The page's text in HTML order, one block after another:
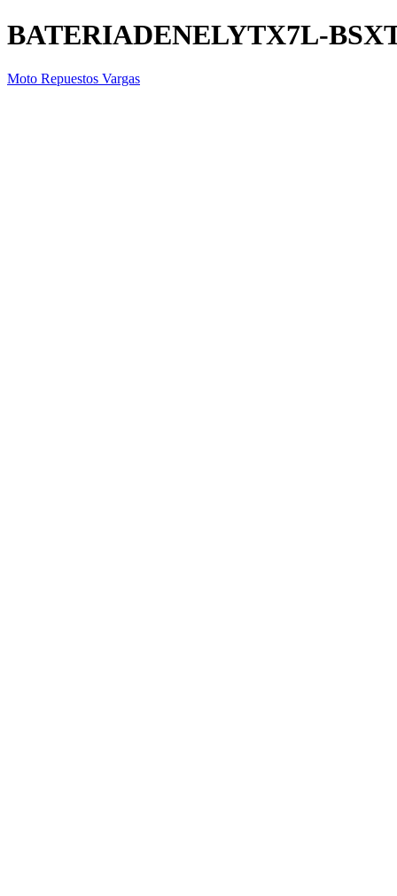
BATERIADENELYTX7L-
Moto Repuestos Vargas